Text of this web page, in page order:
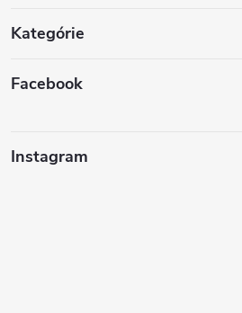
Kategórie
Facebook
Instagram